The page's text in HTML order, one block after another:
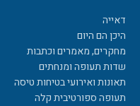
דאייה
היכן הם היום
מחקרים, מאמרים וכתבות
שדות תעופה ומנחתים
תאונות ואירועי בטיחות טיסה
תעופה ספורטיבית קלה